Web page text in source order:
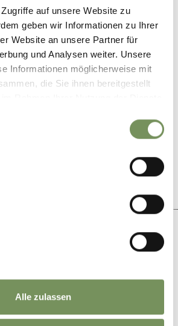
auf unsere Website zu
geben wir Informationen zu Ihrer
Website an unsere Partner für
und Analysen weiter. Unsere
Informationen möglicherweise mit
die Sie ihnen bereitgestellt
Alle zulassen